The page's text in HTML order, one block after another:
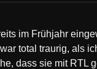
im Frühjahr
total traurig, als
dass sie mit RTL